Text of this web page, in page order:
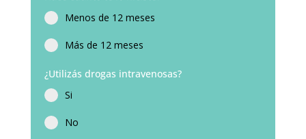
Menos de 12 meses
Más de 12 meses
¿Utilizás drogas intravenosas?
Si
No